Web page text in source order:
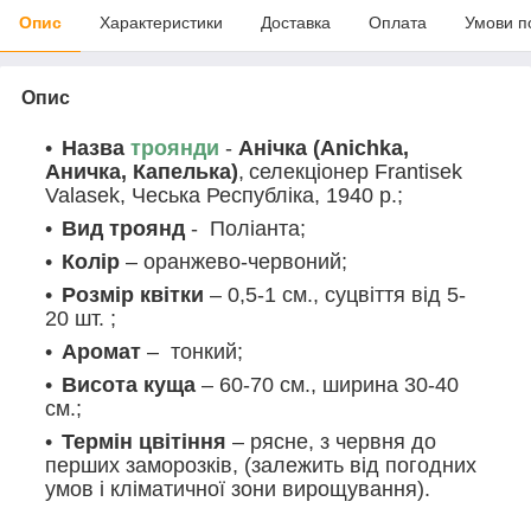
Опис Характеристики Доставка Оплата Умови
Опис
Назва троянди - Анічка (Anichka,
Аничка, Капелька), селекціонер Frantisek
Valasek, Чеська Республіка, 1940 р.;
Вид троянд - Поліанта;
Колір – оранжево-червоний;
Розмір квітки – 0,5-1 см., суцвіття від 5-
20 шт. ;
Аромат – тонкий;
Висота куща – 60-70 см., ширина 30-40
см.;
Термін цвітіння – рясне, з червня до
перших заморозків, (залежить від погодних
умов і кліматичної зони вирощування).